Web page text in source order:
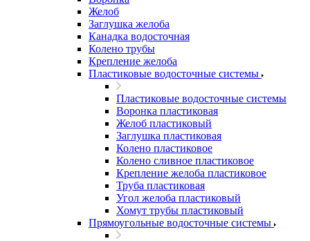
Желоб
Заглушка желоба
Канадка водосточная
Колено трубы
Крепление желоба
Пластиковые водосточные системы
Пластиковые водосточные системы
Воронка пластиковая
Желоб пластиковый
Заглушка пластиковая
Колено пластиковое
Колено сливное пластиковое
Крепление желоба пластиковое
Труба пластиковая
Угол желоба пластиковый
Хомут трубы пластиковый
Прямоугольные водосточные системы